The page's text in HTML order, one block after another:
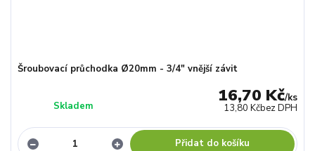
Šroubovací průchodka Ø20mm - 3/4" vnější závit
16,70 Kč/ks
13,80 Kčbez DPH
Skladem
Přidat do košíku